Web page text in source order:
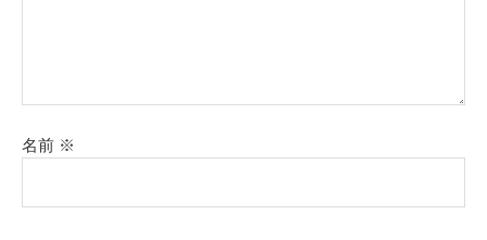
名前 ※